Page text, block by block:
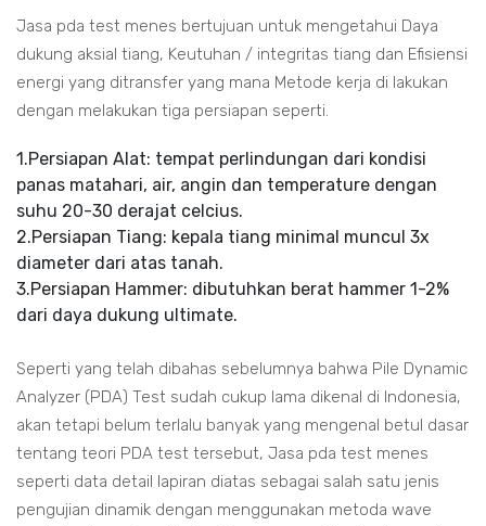
Jasa pda test menes bertujuan untuk mengetahui Daya
dukung aksial tiang, Keutuhan / integritas tiang dan Efisiensi
energi yang ditransfer yang mana Metode kerja di lakukan
dengan melakukan tiga persiapan seperti.
1.Persiapan Alat: tempat perlindungan dari kondisi
panas matahari, air, angin dan temperature dengan
suhu 20-30 derajat celcius.
2.Persiapan Tiang: kepala tiang minimal muncul 3x
diameter dari atas tanah.
3.Persiapan Hammer: dibutuhkan berat hammer 1-2%
dari daya dukung ultimate.
Seperti yang telah dibahas sebelumnya bahwa Pile Dynamic
Analyzer (PDA) Test sudah cukup lama dikenal di Indonesia,
akan tetapi belum terlalu banyak yang mengenal betul dasar
tentang teori PDA test tersebut, Jasa pda test menes
seperti data detail lapiran diatas sebagai salah satu jenis
pengujian dinamik dengan menggunakan metoda wave